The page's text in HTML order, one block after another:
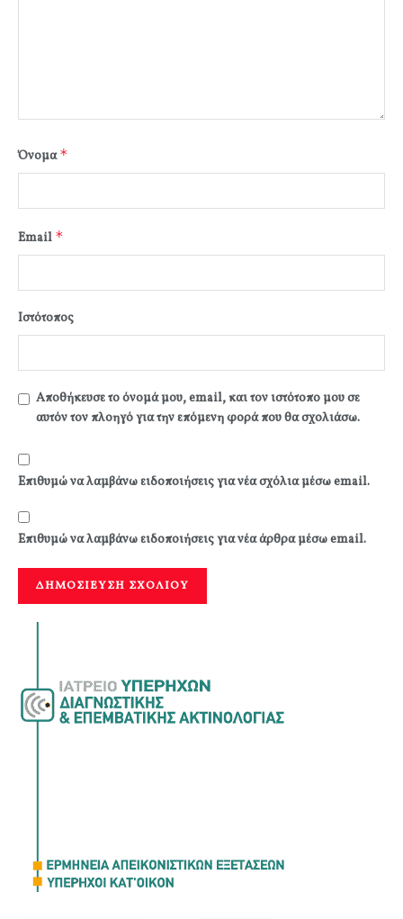
Όνομα*
Email *
Ιστότοπος
Αποθήκευσε το όνομά μου, email, και τον ιστότοπο μου σε
αυτόν τον πλοηγό για την επόμενη φορά που θα σχολιάσω.
Επιθυμώ να λαμβάνω ειδοποιήσεις για νέα σχόλια μέσω email.
Επιθυμώ να λαμβάνω ειδοποιήσεις για νέα άρθρα μέσω email.